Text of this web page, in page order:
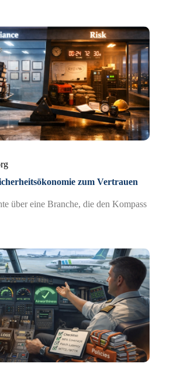
zum Vertrauen
über eine Branche, die den Kompass